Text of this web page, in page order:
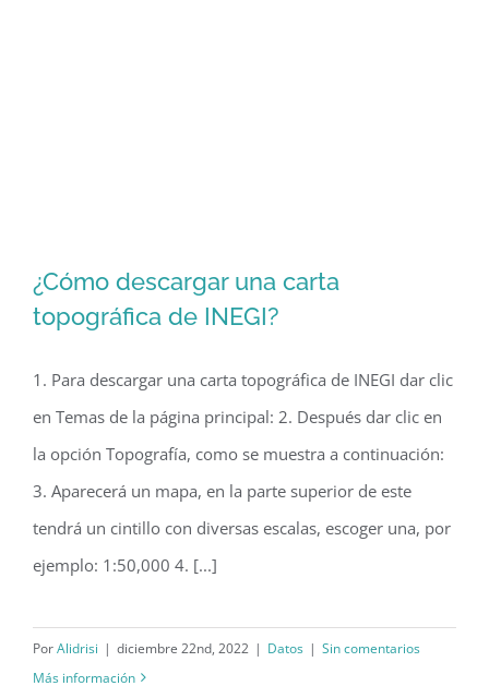
¿Cómo descargar una carta
topográfica de INEGI?
¿Cómo descargar una carta
topográfica de INEGI?
1. Para descargar una carta topográfica de INEGI dar clic
en Temas de la página principal: 2. Después dar clic en
la opción Topografía, como se muestra a continuación:
3. Aparecerá un mapa, en la parte superior de este
tendrá un cintillo con diversas escalas, escoger una, por
ejemplo: 1:50,000 4. [...]
PorAlidrisi | diciembre 22nd, 2022 | Datos | Sin comentarios
Más información